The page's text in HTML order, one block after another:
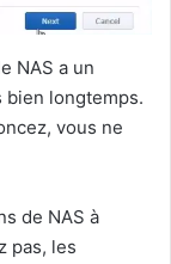
NAS a un
bien longtemps.
vous ne
de NAS à
pas, les